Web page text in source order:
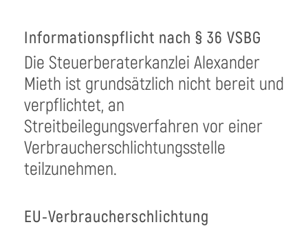
Informationspflicht nach § 36 VSBG
Die Steuerberaterkanzlei Alexander
Mieth ist grundsätzlich nicht bereit und
verpflichtet, an
Streitbeilegungsverfahren vor einer
Verbraucherschlichtungsstelle
teilzunehmen.
EU-Verbraucherschlichtung